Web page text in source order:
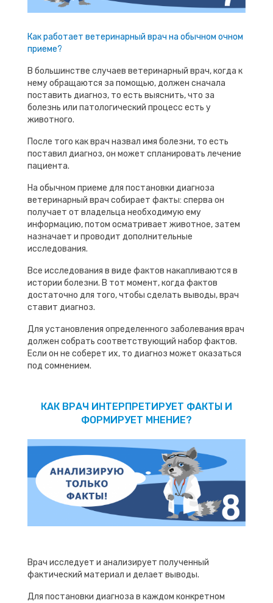
Как работает ветеринарный врач на обычном очном
приеме?
В большинстве случаев ветеринарный врач, когда к
нему обращаются за помощью, должен сначала
поставить диагноз, то есть выяснить, что за
болезнь или патологический процесс есть у
животного.
После того как врач назвал имя болезни, то есть
поставил диагноз, он может спланировать лечение
пациента.
На обычном приеме для постановки диагноза
ветеринарный врач собирает факты: сперва он
получает от владельца необходимую ему
информацию, потом осматривает животное, затем
назначает и проводит дополнительные
исследования.
Все исследования в виде фактов накапливаются в
истории болезни. В тот момент, когда фактов
достаточно для того, чтобы сделать выводы, врач
ставит диагноз.
Для установления определенного заболевания врач
должен собрать соответствующий набор фактов.
Если он не соберет их, то диагноз может оказаться
под сомнением.
КАК ВРАЧ ИНТЕРПРЕТИРУЕТ ФАКТЫ И
ФОРМИРУЕТ МНЕНИЕ?
Врач исследует и анализирует полученный
фактический материал и делает выводы.
Для постановки диагноза в каждом конкретном